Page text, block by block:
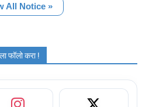
All Notice »
फॉलो करा !